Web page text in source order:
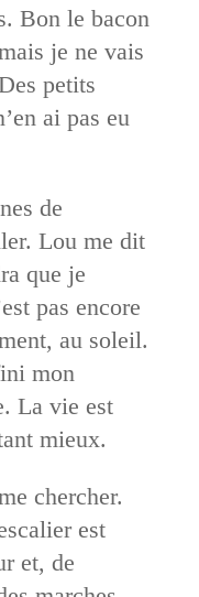
Bon le bacon
je ne vais
petits
ai pas eu
de
Lou me dit
que je
pas encore
au soleil.
mon
La vie est
mieux.
chercher.
est
et, de